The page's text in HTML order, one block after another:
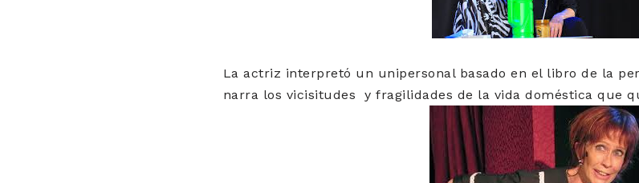
La actriz interpretó un unipersonal basado en el libro de la
narra los vicisitudes y fragilidades de la vida doméstica que